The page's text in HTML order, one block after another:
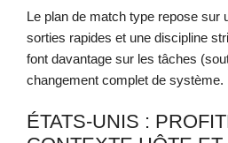
Le plan de match type repose sur
sorties rapides et une discipline
font davantage sur les tâches
changement complet de système.
ÉTATS-UNIS :